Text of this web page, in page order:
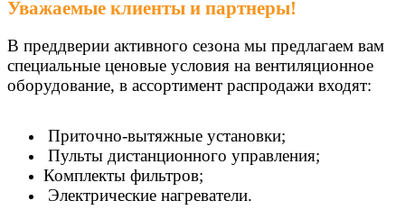
Уважаемые клиенты и партнеры!
В преддверии активного сезона мы предлагаем вам
специальные ценовые условия на вентиляционное
оборудование, в ассортимент распродажи входят:
Приточно-вытяжные установки;
Пульты дистанционного управления;
Комплекты фильтров;
Электрические нагреватели.